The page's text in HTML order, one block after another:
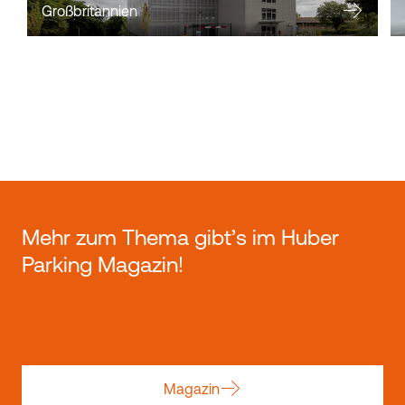
Großbritannien
Mehr zum Thema gibt’s im Huber
Parking Magazin!
Magazin